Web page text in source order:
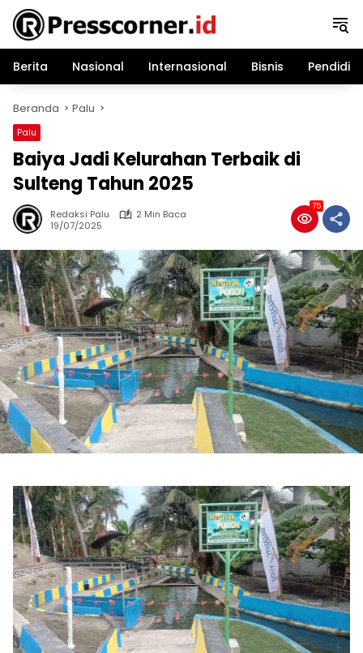
Langsung
konten
Berita
Nasional Internasional Bisnis
Beranda Palu
Palu
Baiya Jadi Kelurahan Terbaik di
Sulteng Tahun 2025
Redaksi Palu
2 Min Baca
19/07/2025
75